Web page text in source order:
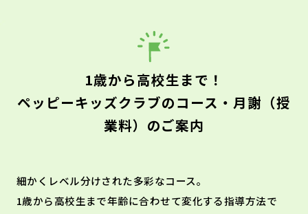
1歳から高校生まで！
ペッピーキッズクラブのコース・月謝（授
業料）のご案内
細かくレベル分けされた多彩なコース。
1歳から高校生まで年齢に合わせて変化する指導方法で